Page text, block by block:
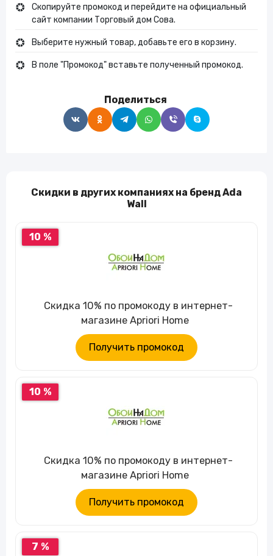
Скопируйте промокод и перейдите на официальный
сайт компании Торговый дом Сова.
Выберите нужный товар, добавьте его в корзину.
В поле "Промокод" вставьте полученный промокод.
Поделиться
Скидки в других компаниях на бренд Ada
Wall
10 %
Скидка 10% по промокоду в интернет-
магазине Apriori Home
Получить промокод
10 %
Скидка 10% по промокоду в интернет-
магазине Apriori Home
Получить промокод
7 %